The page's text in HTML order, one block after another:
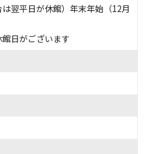
翌平日が休館）年末年始（12月
日がございます